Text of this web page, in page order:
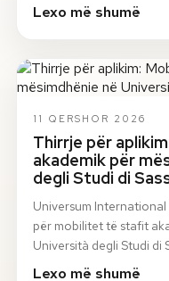
Lexo më shumë
11 QERSHOR 2026
Thirrje për
akademik për
degli Studi di
Universum
për mobilitet të stafit
Università degli Studi di
Lexo më shumë